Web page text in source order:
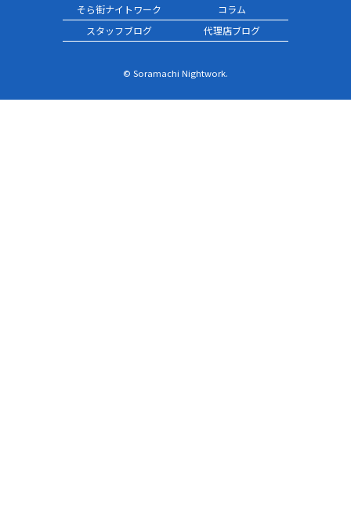
そら街ナイトワーク
コラム
スタッフブログ
代理店ブログ
© Soramachi Nightwork.